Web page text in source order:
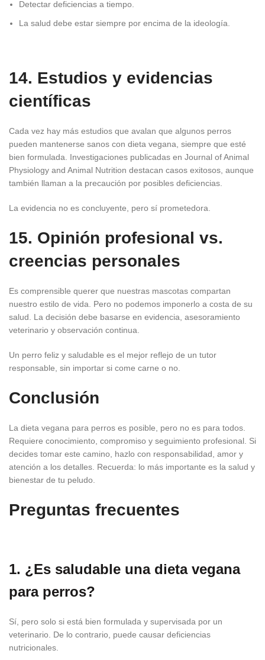
Detectar deficiencias a tiempo.
La salud debe estar siempre por encima de la ideología.
14. Estudios y evidencias
científicas
Cada vez hay más estudios que avalan que algunos perros
pueden mantenerse sanos con dieta vegana, siempre que esté
bien formulada. Investigaciones publicadas en Journal of Animal
Physiology and Animal Nutrition destacan casos exitosos, aunque
también llaman a la precaución por posibles deficiencias.
La evidencia no es concluyente, pero sí prometedora.
15. Opinión profesional vs.
creencias personales
Es comprensible querer que nuestras mascotas compartan
nuestro estilo de vida. Pero no podemos imponerlo a costa de su
salud. La decisión debe basarse en evidencia, asesoramiento
veterinario y observación continua.
Un perro feliz y saludable es el mejor reflejo de un tutor
responsable, sin importar si come carne o no.
Conclusión
La dieta vegana para perros es posible, pero no es para todos.
Requiere conocimiento, compromiso y seguimiento profesional. Si
decides tomar este camino, hazlo con responsabilidad, amor y
atención a los detalles. Recuerda: lo más importante es la salud y
bienestar de tu peludo.
Preguntas frecuentes
1. ¿Es saludable una dieta vegana
para perros?
Sí, pero solo si está bien formulada y supervisada por un
veterinario. De lo contrario, puede causar deficiencias
nutricionales.